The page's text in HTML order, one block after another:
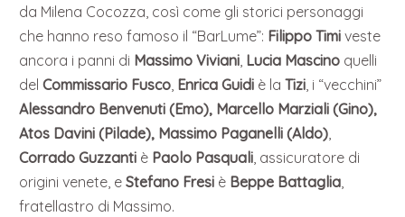
da Milena Cocozza, così come gli storici personaggi
che hanno reso famoso il “BarLume”: Filippo Timi veste
ancora i panni di Massimo Viviani, Lucia Mascino quelli
delCommissario Fusco, Enrica Guidi è laTizi, i “vecchini”
Alessandro Benvenuti (Emo), Marcello Marziali (Gino),
Atos Davini (Pilade), Massimo Paganelli (Aldo),
Corrado Guzzanti è Paolo Pasquali, assicuratore di
origini venete, eStefano Fresi è Beppe Battaglia,
fratellastro di Massimo.